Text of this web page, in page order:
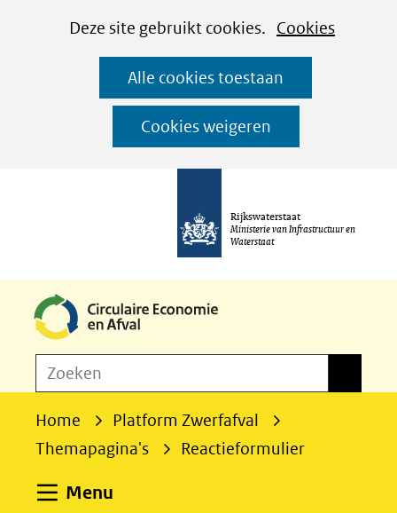
CookiesDeze site gebruikt cookies. Cookies
worden
toegestaan
geweigerd.
Alle cookies toestaan
Cookies weigeren
Ga
naar
de
inhoud
Rijkswaterstaat
Ministerie van Infrastructuur en
Waterstaat
o
Zoeken
Home
Platform Zwerfafval
Themapagina's
Reactieformulier
Menu